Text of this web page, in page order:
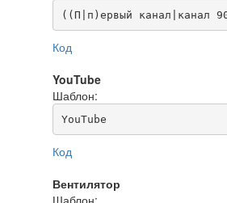
((П|п)ервый канал|канал
Код
YouTube
Шаблон:
YouTube
Код
Вентилятор
Шаблон: